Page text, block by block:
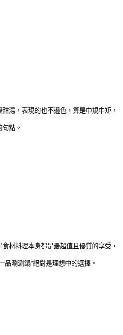
湯，表現的也不遜色，算是中規中矩，
點。
材料理本身都是最超值且優質的享受，
品涮涮鍋"絕對是理想中的選擇。